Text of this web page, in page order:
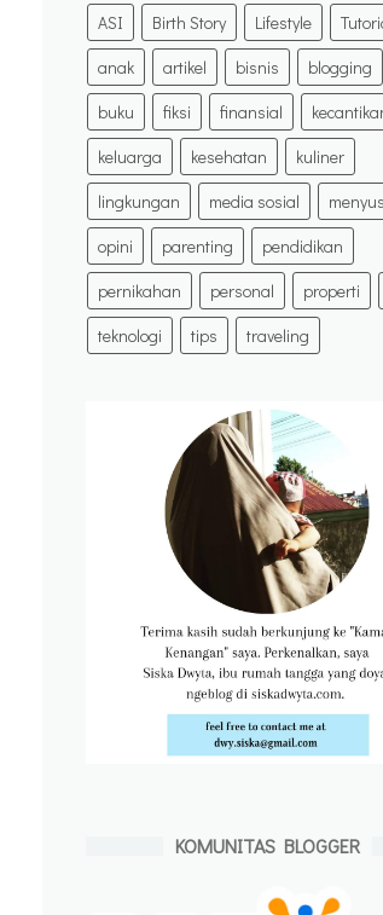
ASI Birth Story Lifestyle
anak
artikel bisnis
blogging
buku
fiksi finansial
keluarga
kesehatan
kuliner
lingkungan
media sosial
opini
parenting
pendidikan
pernikahan
personal properti
teknologi
tips traveling
KOMUNITAS BLOGGER